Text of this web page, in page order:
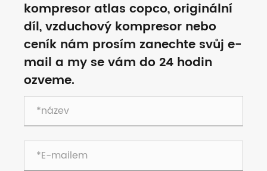
kompresor atlas copco, originální
díl, vzduchový kompresor nebo
ceník nám prosím zanechte svůj e-
mail a my se vám do 24 hodin
ozveme.